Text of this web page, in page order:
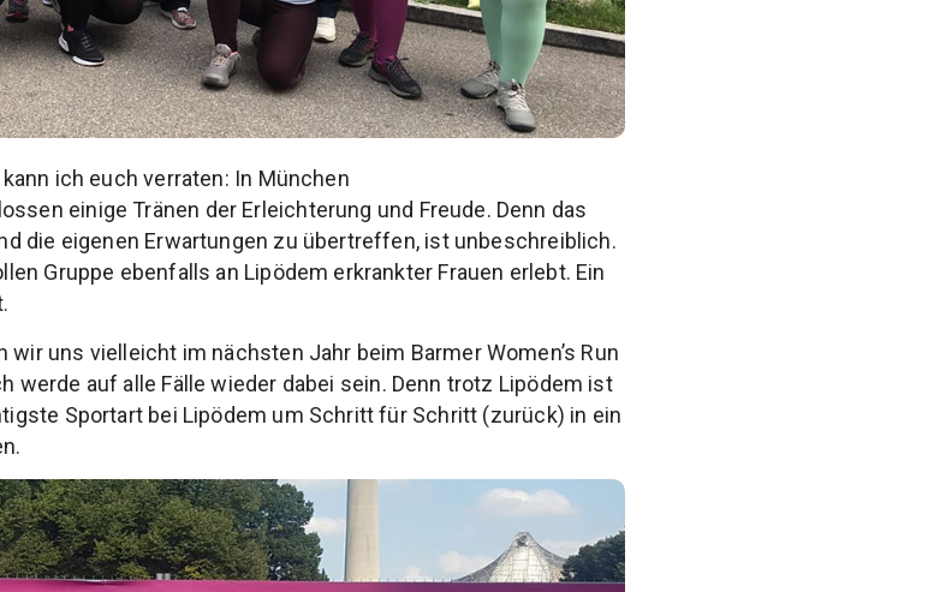
ich euch verraten: In München
einige Tränen der Erleichterung und Freude. Denn das
die eigenen Erwartungen zu übertreffen, ist unbeschreiblich.
Gruppe ebenfalls an Lipödem erkrankter Frauen erlebt. Ein
wir uns vielleicht im nächsten Jahr beim Barmer Women’s Run
werde auf alle Fälle wieder dabei sein. Denn trotz Lipödem ist
Sportart bei Lipödem um Schritt für Schritt (zurück) in ein